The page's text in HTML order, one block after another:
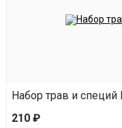
Набор трав и
210 ₽